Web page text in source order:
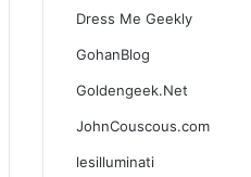
Dress Me Geekly
GohanBlog
Goldengeek.Net
JohnCouscous.com
lesilluminati